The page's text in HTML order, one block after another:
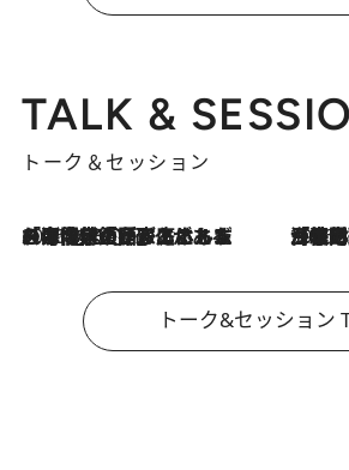
TALK &
トーク＆セッション
2026.8.3
「今後値上げがあるとすれば…」「リスクがあるのは今年の冬」エネルギー専門家が語る、ホルムズ海峡封鎖が家庭にもたらす“ある心配” 「住宅建てられない…」「サーチャージ料の高値が続いてい
トーク&セッション